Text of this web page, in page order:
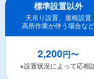
標準設置以外
天吊り設置、屋根設置
高所作業が伴う場合など
2,200円〜
※設置状況によって応相